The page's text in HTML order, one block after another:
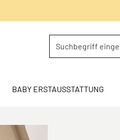
BABY ERSTAUSSTATTUNG